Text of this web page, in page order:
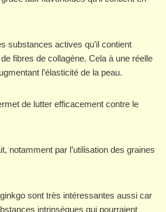
substances actives qu’il contient
fibres de collagène. Cela à une réelle
l’élasticité de la peau.
de lutter efficacement contre le
notamment par l’utilisation des graines
sont très intéressantes aussi car
intrinsèques qui pourraient